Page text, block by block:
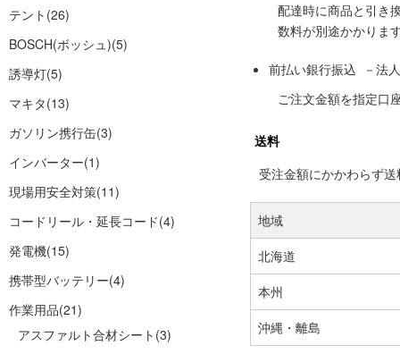
テント (26)
BOSCH(ボッシュ)(5)
誘導灯(5)
マキタ(13)
ガソリン携行缶(3)
インバーター(1)
現場用安全対策(11)
コードリール・延長コード(4)
発電機(15)
携帯型バッテリー(4)
作業用品(21)
アスファルト合材シート (3)
配達時に商品と引き
数料が別途かかりま
前払い銀行振込 －法
ご注文金額を指定口
送料
受注金額にかかわらず
地域
北海道
本州
沖縄・離島